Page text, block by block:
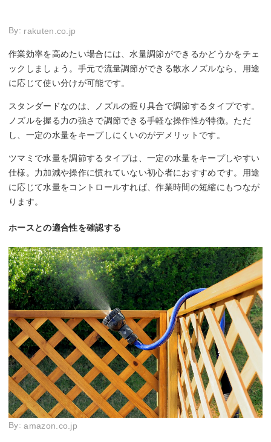
By: rakuten.co.jp
作業効率を高めたい場合には、水量調節ができるかどうかをチェ
ックしましょう。手元で流量調節ができる散水ノズルなら、用途
に応じて使い分けが可能です。
スタンダードなのは、ノズルの握り具合で調節するタイプです。
ノズルを握る力の強さで調節できる手軽な操作性が特徴。ただ
し、一定の水量をキープしにくいのがデメリットです。
ツマミで水量を調節するタイプは、一定の水量をキープしやすい
仕様。力加減や操作に慣れていない初心者におすすめです。用途
に応じて水量をコントロールすれば、作業時間の短縮にもつなが
ります。
ホースとの適合性を確認する
By:amazon.co.jp